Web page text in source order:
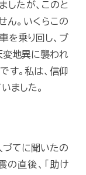
したが、このと
ん。いくらこの
を乗り回し、ブ
変地異に襲われ
す。私は、信仰
ました。
づてに聞いたの
の直後、「助け